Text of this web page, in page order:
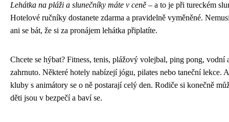
Lehátka na pláži a slunečníky máte v ceně – a to je při tureckém
Hotelové ručníky dostanete zdarma a pravidelně vyměněné.
ani se bát, že si za pronájem lehátka připlatíte.
Chcete se hýbat? Fitness, tenis, plážový volejbal, ping pong, vodní
zahrnuto. Některé hotely nabízejí jógu, pilates nebo taneční lekce.
kluby s animátory se o ně postarají celý den. Rodiče si konečně
děti jsou v bezpečí a baví se.